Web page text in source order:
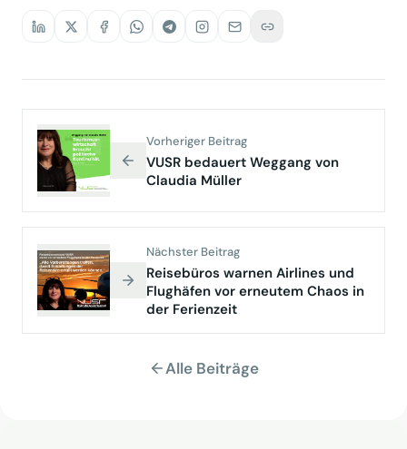
Vorheriger Beitrag
VUSR bedauert Weggang von
Claudia Müller
Nächster Beitrag
Reisebüros warnen Airlines und
Flughäfen vor erneutem Chaos in
der Ferienzeit
Alle Beiträge